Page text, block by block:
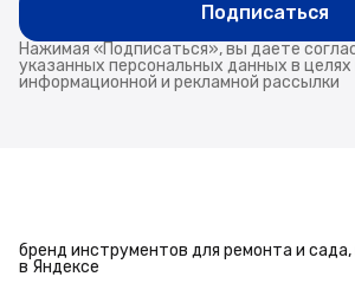
Подписаться
Нажимая «Подписаться», вы даете
указанных персональных данных в целях
информационной и рекламной рассылки
бренд инструментов для ремонта и
в Яндексе